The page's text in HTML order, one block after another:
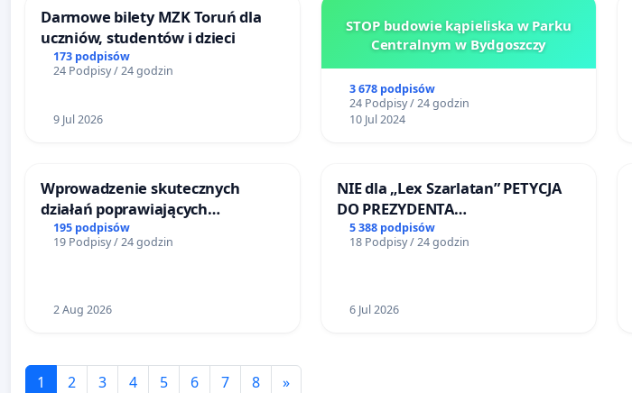
Darmowe bilety MZK Toruń dla
uczniów, studentów i dzieci
173 podpisów
24 Podpisy / 24 godzin
9 Jul 2026
STOP budowie kąpieliska w Parku
Centralnym w Bydgoszczy
3 678 podpisów
24 Podpisy / 24 godzin
10 Jul 2024
Wprowadzenie skutecznych
działań poprawiających
bezpieczeństwo na ulicy
Żeromskiego w Otwocku
195 podpisów
19 Podpisy / 24 godzin
2 Aug 2026
NIE dla „Lex Szarlatan” PETYCJA
DO PREZYDENTA
RZECZYPOSPOLITEJ POLSKIEJ
5 388 podpisów
18 Podpisy / 24 godzin
6 Jul 2026
1 2 3 4 5 6 7 8 »